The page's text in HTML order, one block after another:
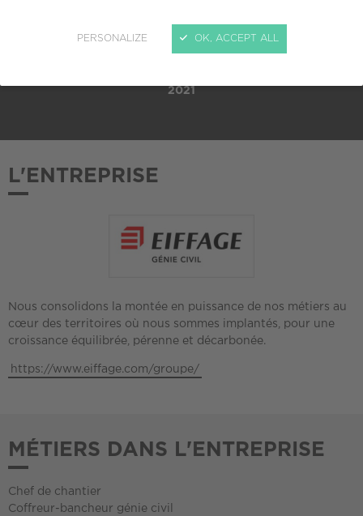
PERSONALIZE OK, ACCEPT ALL
2021
L'ENTREPRISE
Nous consolidons la montée en puissance de nos métiers au
cœur des territoires où nous sommes implantés, pour une
croissance équilibrée, pérenne et décarbonée.
https://www.eiffage.com/groupe/
MÉTIERS DANS L'ENTREPRISE
Chef de chantier
Coffreur-bancheur génie civil